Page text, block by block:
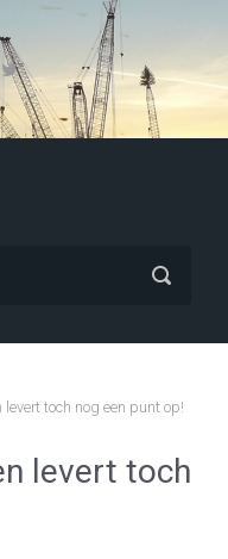
toch nog een punt op!
levert toch